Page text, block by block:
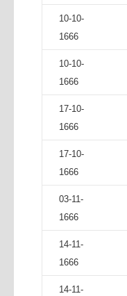
10-10-
1666
10-10-
1666
17-10-
1666
17-10-
1666
03-11-
1666
14-11-
1666
14-11-